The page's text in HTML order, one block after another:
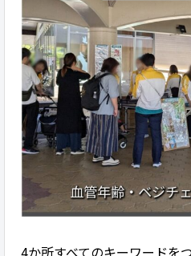
4か所すべてのキーワードを